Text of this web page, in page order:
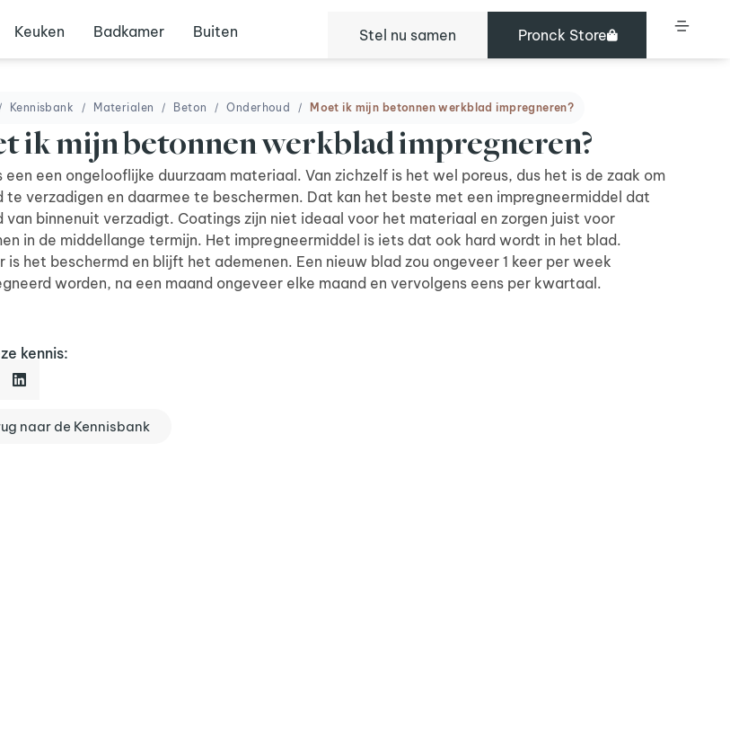
Keuken Badkamer Buiten Stel nu samen Pronck Store
Kennisbank Materialen Beton Onderhoud Moet ik mijn betonnen werkblad impregneren?
ik mijn betonnen werkblad impregneren?
een een ongelooflijke duurzaam materiaal. Van zichzelf is het wel poreus, dus het is de zaak om
te verzadigen en daarmee te beschermen. Dat kan het beste met een impregneermiddel dat
van binnenuit verzadigt. Coatings zijn niet ideaal voor het materiaal en zorgen juist voor
in de middellange termijn. Het impregneermiddel is iets dat ook hard wordt in het blad.
is het beschermd en blijft het ademenen. Een nieuw blad zou ongeveer 1 keer per week
worden, na een maand ongeveer elke maand en vervolgens eens per kwartaal.
kennis:
naar de Kennisbank